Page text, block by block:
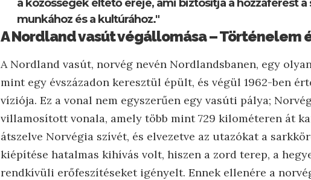
a közösségek éltető ereje, ami biztosítja a hozzáférést a
munkához és a kultúrához."
A Nordland vasút végállomása – Történelem
A Nordland vasút, norvég nevén Nordlandsbanen, egy
mint egy évszázadon keresztül épült, és végül 1962-ben
víziója. Ez a vonal nem egyszerűen egy vasúti pálya;
villamosított vonala, amely több mint 729 kilométeren át
átszelve Norvégia szívét, és elvezetve az utazókat a
kiépítése hatalmas kihívás volt, hiszen a zord terep, a
rendkívüli erőfeszítéseket igényelt. Ennek ellenére a